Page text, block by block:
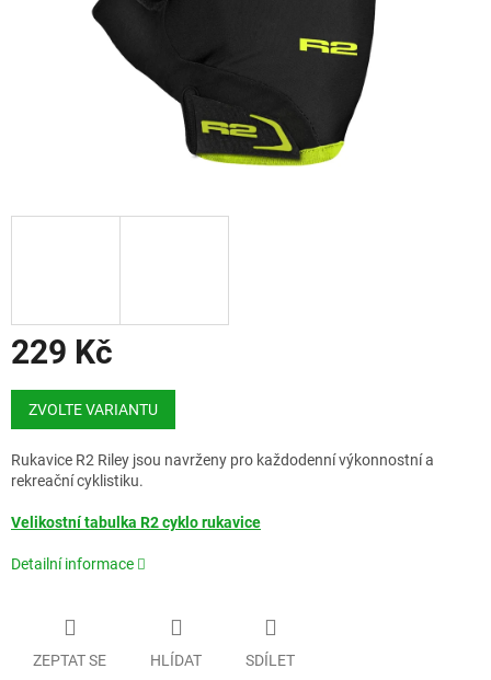
229 Kč
Měrná
cena:
ZVOLTE VARIANTU
Rukavice R2 Riley jsou navrženy pro každodenní výkonnostní a
rekreační cyklistiku.
Velikostní tabulka R2 cyklo rukavice
Detailní informace
ZEPTAT SE HLÍDAT SDÍLET